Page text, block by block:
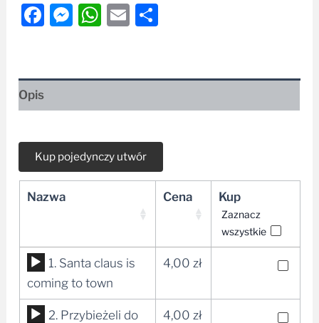
Facebook
Messenger
WhatsApp
Email
Opis
Nazwa Cena Kup
Zaznacz
wszystkie
Odtwarzacz
plików
dźwiękowych
1. Santa claus is
coming to town
4,00 zł
Odtwarzacz
2. Przybieżeli do
4,00 zł